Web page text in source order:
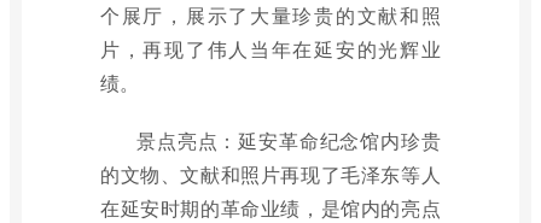
个展厅，展示了大量珍贵的文献和照
片，再现了伟人当年在延安的光辉业
绩。
景点亮点：延安革命纪念馆内珍贵
的文物、文献和照片再现了毛泽东等人
在延安时期的革命业绩，是馆内的亮点